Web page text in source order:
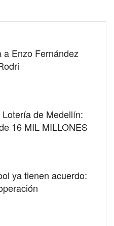
Enzo Fernández
de Medellín:
16 MIL MILLONES
ya tienen acuerdo: